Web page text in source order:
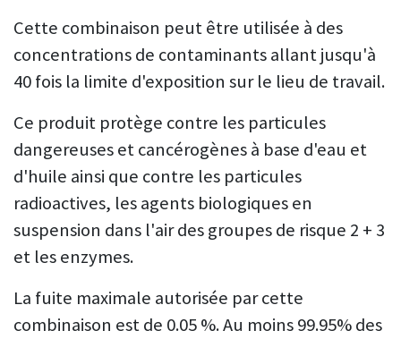
Cette combinaison peut être utilisée à des
concentrations de contaminants allant jusqu'à
40 fois la limite d'exposition sur le lieu de travail.
Ce produit protège contre les particules
dangereuses et cancérogènes à base d'eau et
d'huile ainsi que contre les particules
radioactives, les agents biologiques en
suspension dans l'air des groupes de risque 2 + 3
et les enzymes.
La fuite maximale autorisée par cette
combinaison est de 0.05 %. Au moins 99.95% des